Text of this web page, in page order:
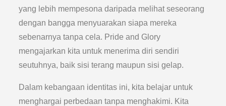
yang lebih mempesona daripada melihat seseorang
dengan bangga menyuarakan siapa mereka
sebenarnya tanpa cela. Pride and Glory
mengajarkan kita untuk menerima diri sendiri
seutuhnya, baik sisi terang maupun sisi gelap.
Dalam kebangaan identitas ini, kita belajar untuk
menghargai perbedaan tanpa menghakimi. Kita